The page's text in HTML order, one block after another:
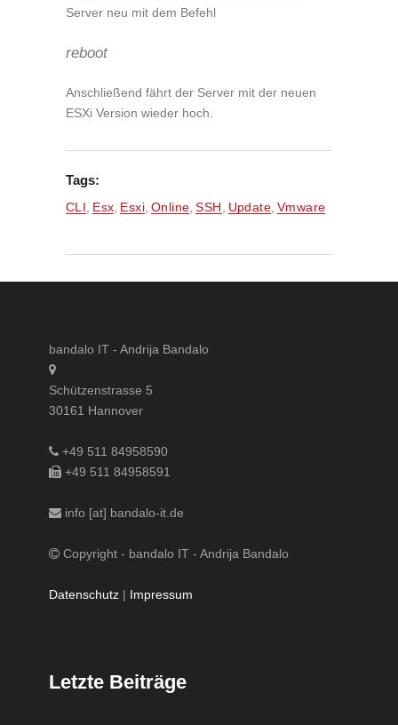
Server neu mit dem Befehl
reboot
Anschließend fährt der Server mit der neuen
ESXi Version wieder hoch.
Tags:
CLI Esx Esxi Online SSH Update Vmware
bandalo IT - Andrija Bandalo
Schützenstrasse 5
30161 Hannover
+49 511 84958590
+49 511 84958591
info [at] bandalo-it.de
Copyright - bandalo IT - Andrija Bandalo
Datenschutz | Impressum
Letzte Beiträge